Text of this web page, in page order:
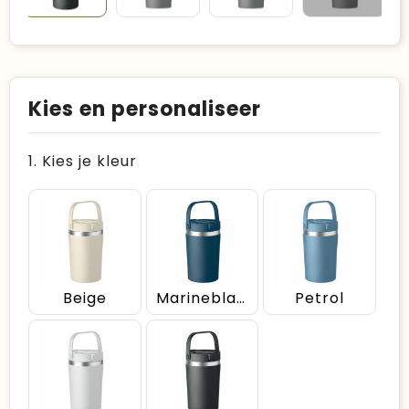
Kies en personaliseer
1. Kies je kleur
Beige Marineblauw Petrol